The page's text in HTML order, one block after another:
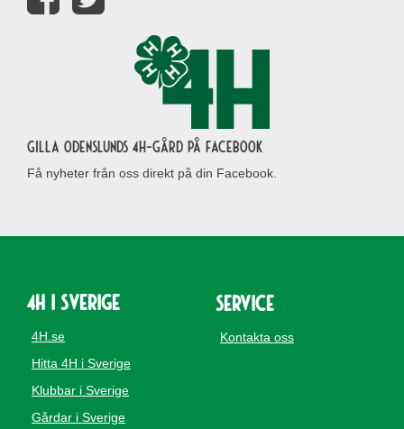
Gilla Odenslunds 4H-gård på Facebook
Få nyheter från oss direkt på din Facebook.
4H i Sverige
4H.se
Hitta 4H i Sverige
Klubbar i Sverige
Gårdar i Sverige
Service
Kontakta oss